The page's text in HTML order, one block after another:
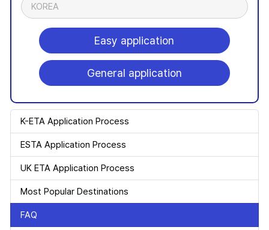
KOREA
Easy application
General application
K-ETA Application Process
ESTA Application Process
UK ETA Application Process
Most Popular Destinations
FAQ